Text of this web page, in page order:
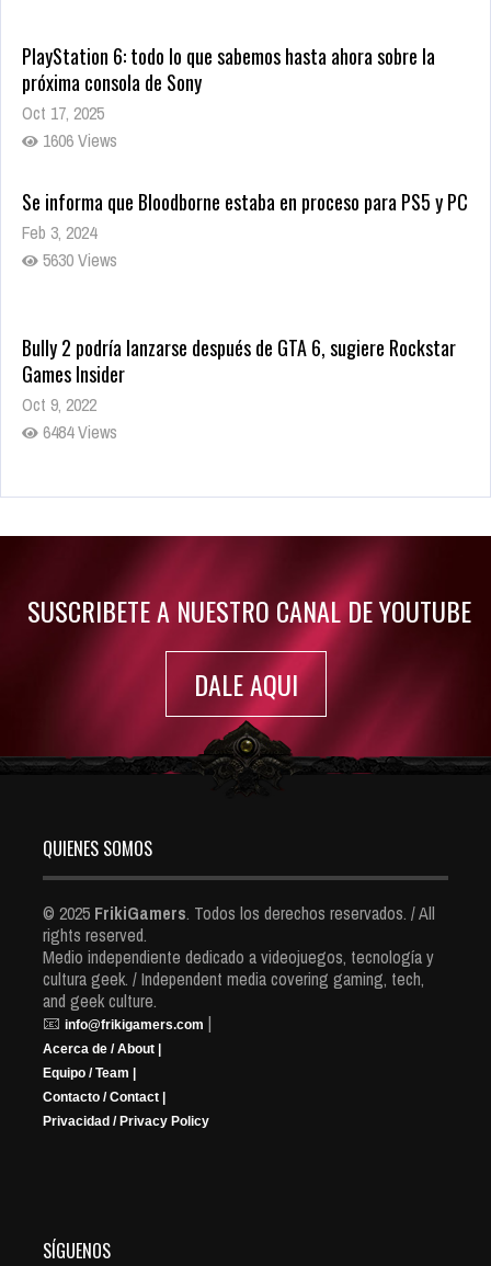
PlayStation 6: todo lo que sabemos hasta ahora sobre la
próxima consola de Sony
Oct 17, 2025
1606 Views
Se informa que Bloodborne estaba en proceso para PS5 y PC
Feb 3, 2024
5630 Views
Bully 2 podría lanzarse después de GTA 6, sugiere Rockstar
Games Insider
Oct 9, 2022
6484 Views
Rumor: Se filtran los primeros detalles de Resident Evil 9
SUSCRIBETE A NUESTRO CANAL DE YOUTUBE
DALE AQUI
QUIENES SOMOS
© 2025 FrikiGamers. Todos los derechos reservados. / All
rights reserved.
Medio independiente dedicado a videojuegos, tecnología y
cultura geek. / Independent media covering gaming, tech,
and geek culture.
📧 info@frikigamers.com |
Acerca de / About |
Equipo / Team |
Contacto / Contact |
Privacidad / Privacy Policy
SÍGUENOS